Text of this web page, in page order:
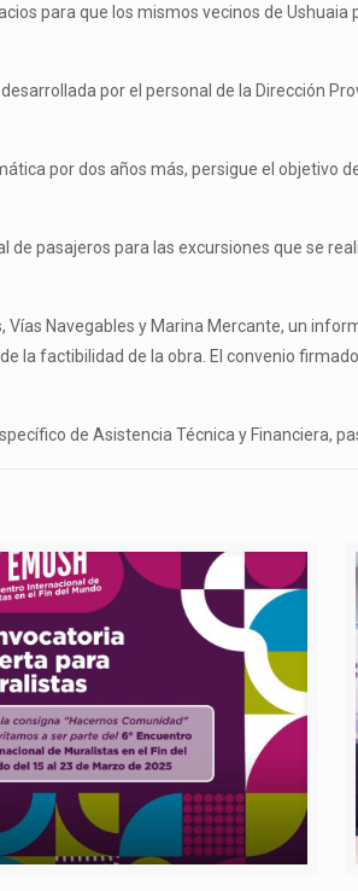
para que los mismos vecinos de
por el personal de la Dirección
por dos años más, persigue el objetivo
pasajeros para las excursiones que se
Navegables y Marina Mercante, un
factibilidad de la obra. El convenio
de Asistencia Técnica y Financiera,